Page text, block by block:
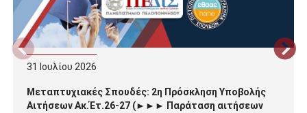
31 Ιουλίου 2026
Μεταπτυχιακές Σπουδές: 2η Πρόσκληση Υποβολής
Αιτήσεων Ακ.Έτ.26-27 (►►► Παράταση αιτήσεων